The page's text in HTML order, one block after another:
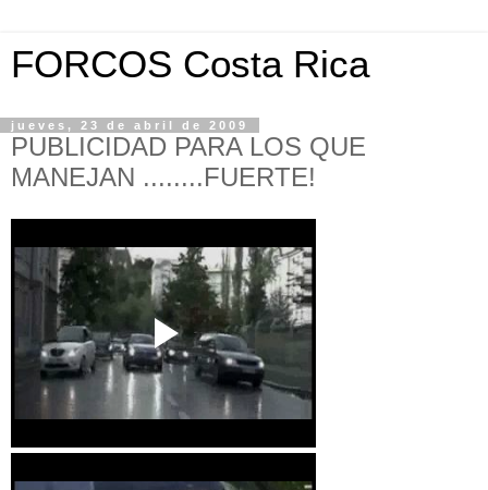
FORCOS Costa Rica
jueves, 23 de abril de 2009
PUBLICIDAD PARA LOS QUE
MANEJAN ........FUERTE!